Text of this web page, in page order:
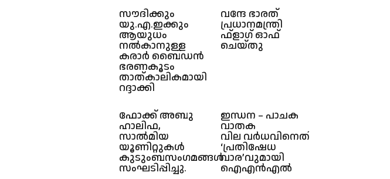
സൗദിക്കും
യു.എ.ഇക്കും
ആയുധം
നൽകാനുള്ള
കരാർ ബൈഡൻ
ഭരണകൂടം
താത്കാലികമായി
റദ്ദാക്കി
വന്ദേ ഭാരത്
പ്രധാനമന്ത്രി
ഫ്ളാഗ് ഓഫ്
ചെയ്തു
ഫോക്ക് അബു
ഹാലിഫ,
സാൽമിയ
യൂണിറ്റുകൾ
കുടുംബസംഗമങ്ങൾ
സംഘടിപ്പിച്ചു.
ഇന്ധന – പാചക
വാതക
വില വർധവിനെതിരെ
‘പ്രതിഷേധ
വാര’വുമായി
ഐഎൻഎൽ